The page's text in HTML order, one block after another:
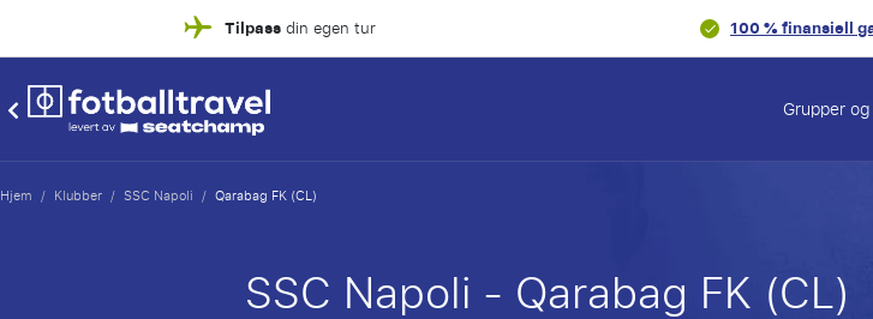
Tilpassdin egen tur 100 % finansiell
Grupper
Hjem / Klubber / SSC Napoli / Qarabag FK (CL)
SSC Napoli - Qarabag FK (CL)